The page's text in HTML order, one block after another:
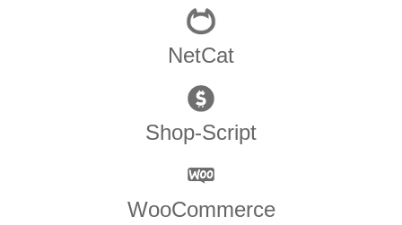
NetCat
Shop-Script
WooCommerce